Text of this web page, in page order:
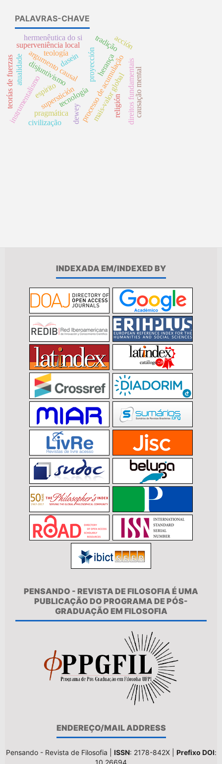
PALAVRAS-CHAVE
argumento causal
superstición
proyección
processo de acumulação
mais-valor global
superveniência local
disjuntivismo
religión
tecnología
instrumentalismo dewey
teología
direitos fundamentais
espirito
dasein herança
tradição
pragmática
hermenêutica do si
teorías de fuerzas
acción
causação mental
atualidade
civilização
INDEXADA EM/INDEXED BY
PENSANDO - REVISTA DE FILOSOFIA É UMA
PUBLICAÇÃO DO PROGRAMA DE PÓS-
GRADUAÇÃO EM FILOSOFIA
ENDEREÇO/MAIL ADDRESS
Pensando - Revista de Filosofia | ISSN: 2178-842X | Prefixo DOI:
10.26694